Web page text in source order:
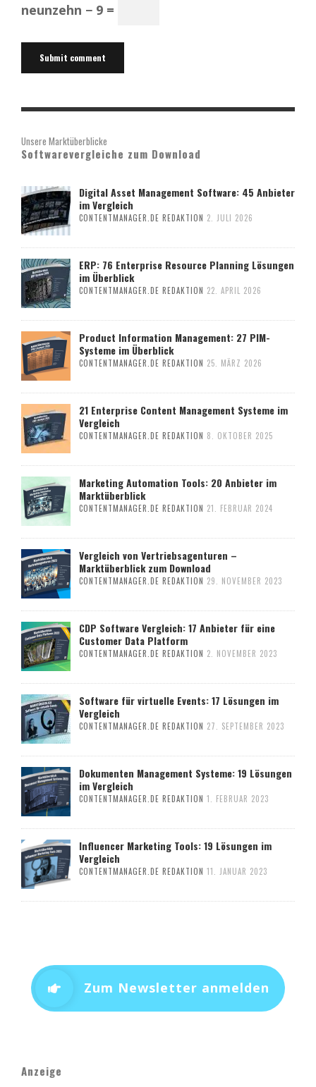
neunzehn − 9 =
Unsere Marktüberblicke
Softwarevergleiche zum Download
Digital Asset Management Software: 45 Anbieter
im Vergleich
CONTENTMANAGER.DE REDAKTION 2. JULI 2026
ERP: 76 Enterprise Resource Planning Lösungen
im Überblick
CONTENTMANAGER.DE REDAKTION 22. APRIL 2026
Product Information Management: 27 PIM-
Systeme im Überblick
CONTENTMANAGER.DE REDAKTION 25. MÄRZ 2026
21 Enterprise Content Management Systeme im
Vergleich
CONTENTMANAGER.DE REDAKTION 8. OKTOBER 2025
Marketing Automation Tools: 20 Anbieter im
Marktüberblick
CONTENTMANAGER.DE REDAKTION 21. FEBRUAR 2024
Vergleich von Vertriebsagenturen –
Marktüberblick zum Download
CONTENTMANAGER.DE REDAKTION 29. NOVEMBER 2023
CDP Software Vergleich: 17 Anbieter für eine
Customer Data Platform
CONTENTMANAGER.DE REDAKTION 2. NOVEMBER 2023
Software für virtuelle Events: 17 Lösungen im
Vergleich
CONTENTMANAGER.DE REDAKTION 27. SEPTEMBER 2023
Dokumenten Management Systeme: 19 Lösungen
im Vergleich
CONTENTMANAGER.DE REDAKTION 1. FEBRUAR 2023
Influencer Marketing Tools: 19 Lösungen im
Vergleich
CONTENTMANAGER.DE REDAKTION 11. JANUAR 2023
Zum Newsletter anmelden
Anzeige